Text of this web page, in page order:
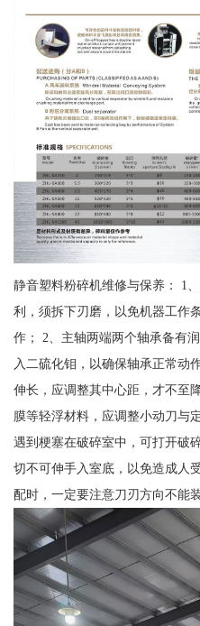
静音塑料粉碎机维修与保养： 1
利，须拆下刃磨，以免机器工作
作； 2、主轴两端两个轴承备有
入二硫化钼，以确保轴承正常动
伸长，应调整其中心距，才不至
膜等轻浮材料，应调整小动刀与
遇到梗塞在破碎室中，可打开破
切不可伸手入室底，以免造成人
配时，一定要注意刀刃方向不能